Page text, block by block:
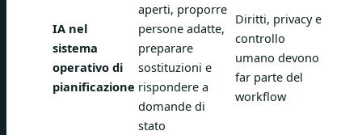
IA nel
sistema
operativo di
pianificazione
aperti, proporre
persone adatte,
preparare
sostituzioni e
rispondere a
domande di
stato
Diritti, privacy e
controllo
umano devono
far parte del
workflow